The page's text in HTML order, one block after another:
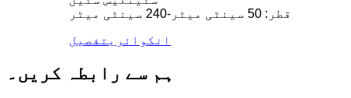
قطر: 50 سینٹی میٹر-240 سینٹی میٹر
انکوائری تفصیل
ہم سے رابطہ کریں۔